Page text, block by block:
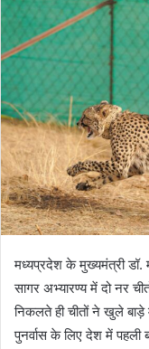
मध्यप्रदेश के मुख्यमंत्री डॉ.
सागर अभ्यारण्य में दो नर
निकलते ही चीतों ने खुले बाड़े
पुनर्वास के लिए देश में पहली